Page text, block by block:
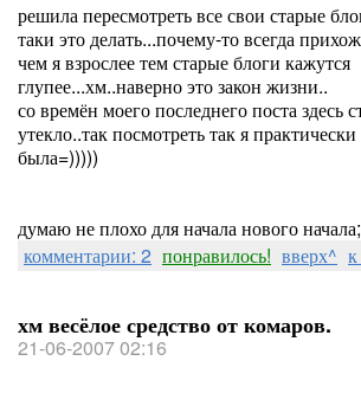
решила пересмотреть все свои старые
таки это делать...почему-то всегда
чем я взрослее тем старые блоги кажутся
глупее...хм..наверно это закон жизни..
со времён моего последнего поста здесь
утекло..так посмотреть так я практически
была=)))))
думаю не плохо для начала нового
комментарии: 2 понравилось! вверх^
хм весёлое средство от комаров.
21-06-2007 02:16